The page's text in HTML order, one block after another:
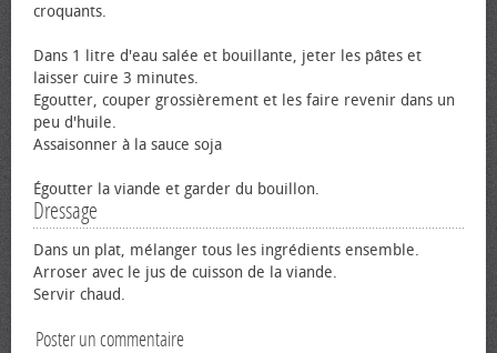
croquants.
Dans 1 litre d'eau salée et bouillante, jeter les pâtes et
laisser cuire 3 minutes.
Egoutter, couper grossièrement et les faire revenir dans un
peu d'huile.
Assaisonner à la sauce soja
Égoutter la viande et garder du bouillon.
Dressage
Dans un plat, mélanger tous les ingrédients ensemble.
Arroser avec le jus de cuisson de la viande.
Servir chaud.
Poster un commentaire